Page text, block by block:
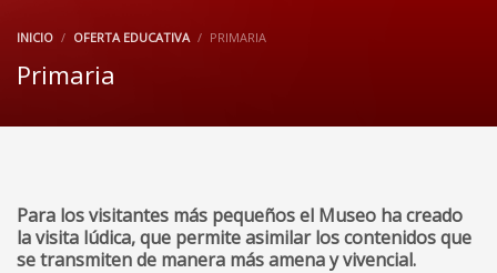
INICIO OFERTA EDUCATIVA PRIMARIA
Primaria
Para los visitantes más pequeños el Museo ha creado
la visita lúdica, que permite asimilar los contenidos que
se transmiten de manera más amena y vivencial.